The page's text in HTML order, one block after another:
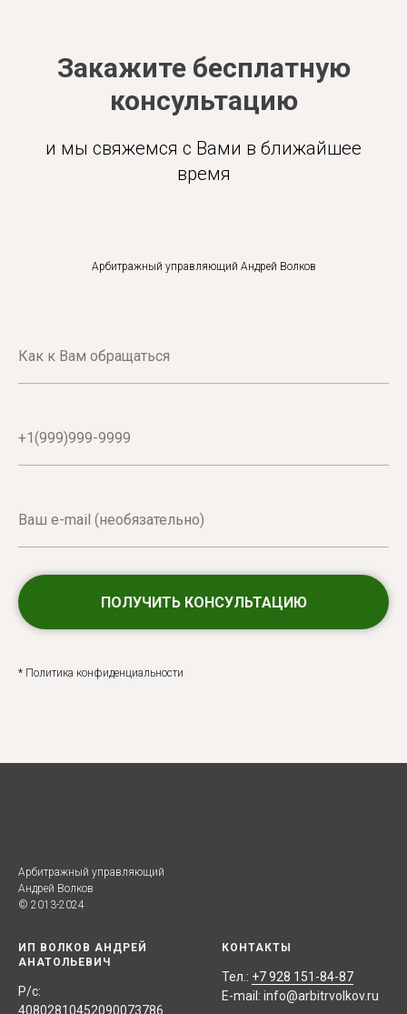
Закажите бесплатную
консультацию
и мы свяжемся с Вами в ближайшее
время
Арбитражный управляющий Андрей Волков
ПОЛУЧИТЬ КОНСУЛЬТАЦИЮ
* Политика конфиденциальности
Арбитражный управляющий
Андрей Волков
© 2013-2024
ИП ВОЛКОВ АНДРЕЙ
АНАТОЛЬЕВИЧ
Р/с:
40802810452090073786
КОНТАКТЫ
Тел.: +7 928 151-84-87
E-mail: info@arbitrvolkov.ru